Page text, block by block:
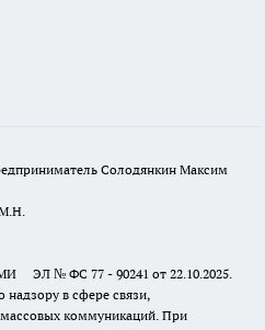
Солодянкин Максим
ЭЛ № ФС 77 - 90241 от 22.10.2025.
в сфере связи,
коммуникаций. При